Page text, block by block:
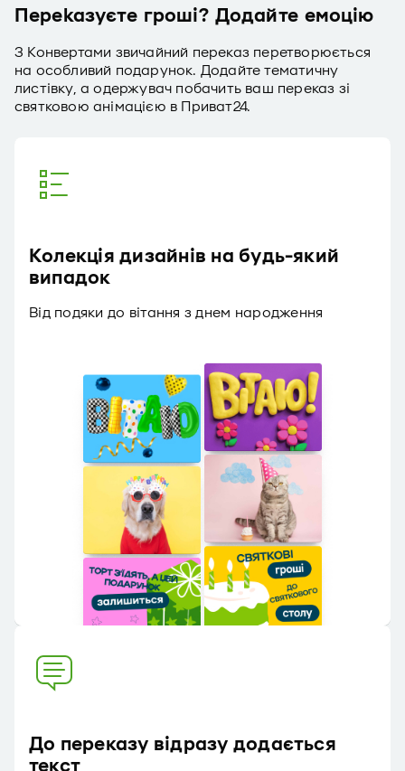
Переказуєте гроші? Додайте емоцію
З Конвертами звичайний переказ перетворюється
на особливий подарунок. Додайте тематичну
листівку, а одержувач побачить ваш переказ зі
святковою анімацією в Приват24.
Колекція дизайнів на будь-який
випадок
Від подяки до вітання з днем народження
До переказу відразу додається
текст